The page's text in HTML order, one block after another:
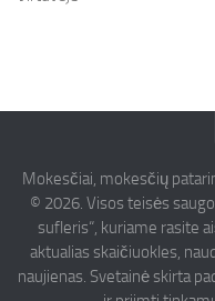
Mokesčiai, mokesčių
© 2026. Visos teisės
sufleris“, kuriame rasite
aktualias skaičiuokles,
naujienas. Svetainė skirta